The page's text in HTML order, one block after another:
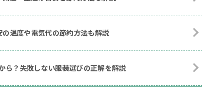
温度や電気代の節約方法も解説
ら？失敗しない服装選びの正解を解説